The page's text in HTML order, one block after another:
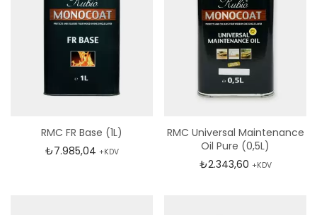
RMC FR Base (1L)
₺7.985,04 +KDV
RMC Universal Maintenance
Oil Pure (0,5L)
₺2.343,60 +KDV